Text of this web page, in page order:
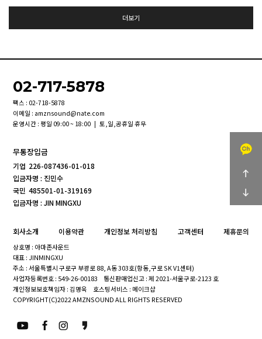
더보기
02-717-5878
팩스 : 02-718-5878
이메일 : amznsound@nate.com
운영시간 : 평일 09:00 ~ 18:00 | 토,일,공휴일 휴무
무통장입금
기업 226-087436-01-018
입금자명 : 진민수
국민 485501-01-319169
입금자명 : JIN MINGXU
회사소개 이용약관 개인정보 처리방침 고객센터 제휴문의
상호명 : 아마존사운드
대표 : JINMINGXU
주소 : 서울특별시 구로구 부광로 88, A동 303호(항동,구로 SK V1센터)
사업자등록번호 : 549-26-00183
통신판매업신고 : 제 2021-서울구로-2123 호
개인정보보호책임자 : 김명욱
호스팅서비스 : 메이크샵
COPYRIGHT(C)2022 AMZNSOUND ALL RIGHTS RESERVED